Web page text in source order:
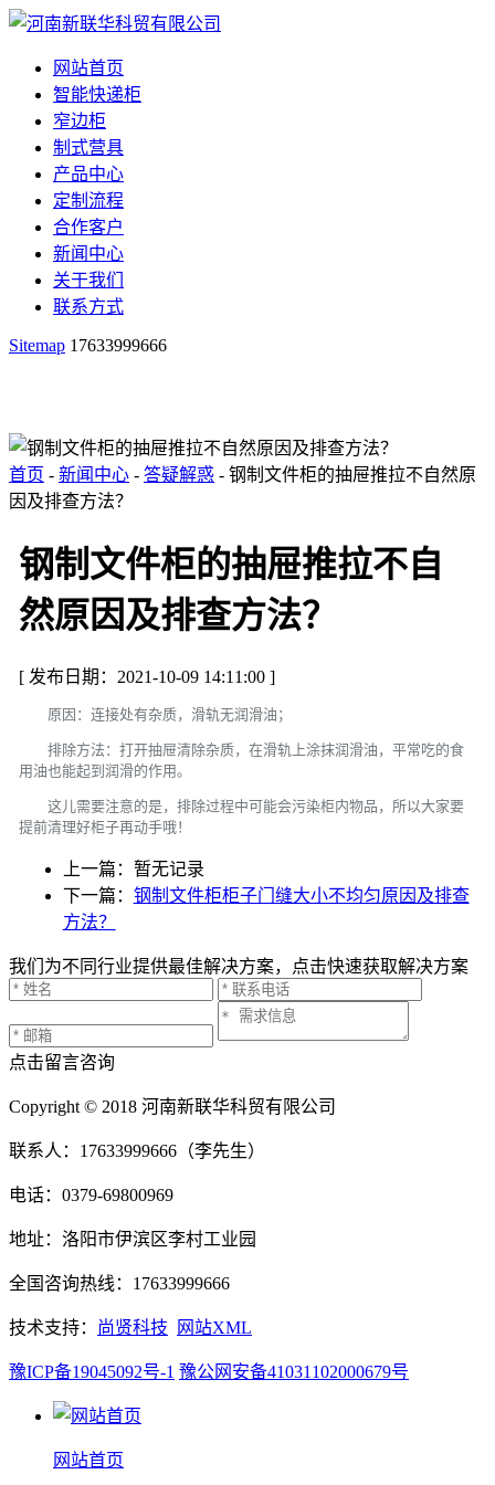
网站首页
智能快递柜
窄边柜
制式营具
产品中心
定制流程
合作客户
新闻中心
关于我们
联系方式
Sitemap 17633999666
首页 - 新闻中心 - 答疑解惑 - 钢制文件柜的抽屉推拉不自然原
因及排查方法？
钢制文件柜的抽屉推拉不自
然原因及排查方法？
[ 发布日期：2021-10-09 14:11:00 ]
原因：连接处有杂质，滑轨无润滑油；
排除方法：打开抽屉清除杂质，在滑轨上涂抹润滑油，平常吃的食
用油也能起到润滑的作用。
这儿需要注意的是，排除过程中可能会污染柜内物品，所以大家要
提前清理好柜子再动手哦！
上一篇：暂无记录
下一篇： 钢制文件柜柜子门缝大小不均匀原因及排查
方法？
我们为不同行业提供最佳解决方案，点击快速获取解决方案
点击留言咨询
Copyright © 2018 河南新联华科贸有限公司
联系人：17633999666（李先生）
电话：0379-69800969
地址：洛阳市伊滨区李村工业园
全国咨询热线：17633999666
技术支持： 尚贤科技 网站XML
豫ICP备19045092号-1 豫公网安备41031102000679号
网站首页